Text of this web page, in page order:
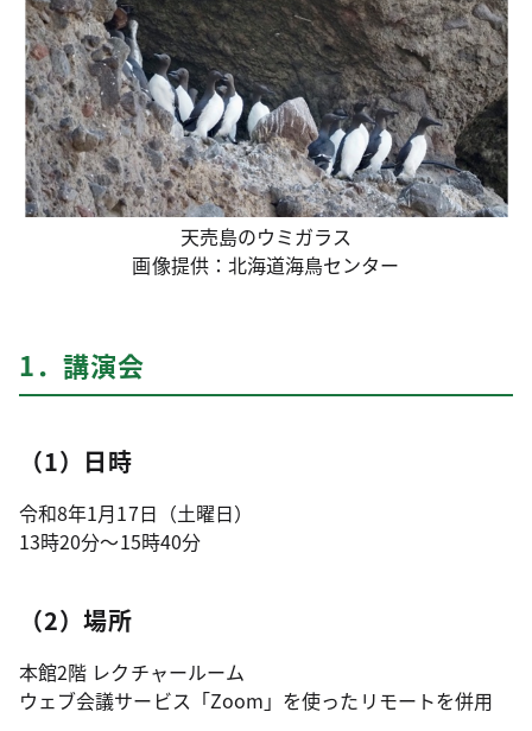
天売島のウミガラス
画像提供：北海道海鳥センター
1．講演会
（1）日時
令和8年1月17日（土曜日）
13時20分～15時40分
（2）場所
本館2階 レクチャールーム
ウェブ会議サービス「Zoom」を使ったリモートを併用